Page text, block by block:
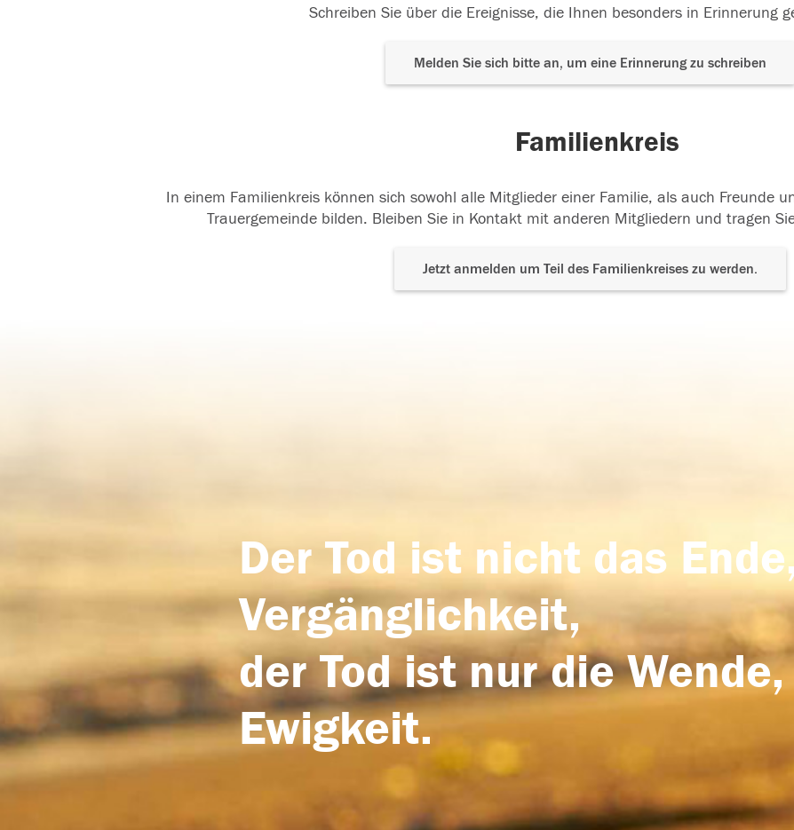
Schreiben Sie über die Ereignisse, die Ihnen besonders in Erinnerung
Melden Sie sich bitte an, um eine Erinnerung zu schreiben
Familienkreis
In einem Familienkreis können sich sowohl alle Mitglieder einer Familie, als auch Freunde
Trauergemeinde bilden. Bleiben Sie in Kontakt mit anderen Mitgliedern und tragen
Jetzt anmelden um Teil des Familienkreises zu werden.
Der Tod ist nicht das
Vergänglichkeit,
der Tod ist nur die
Ewigkeit.